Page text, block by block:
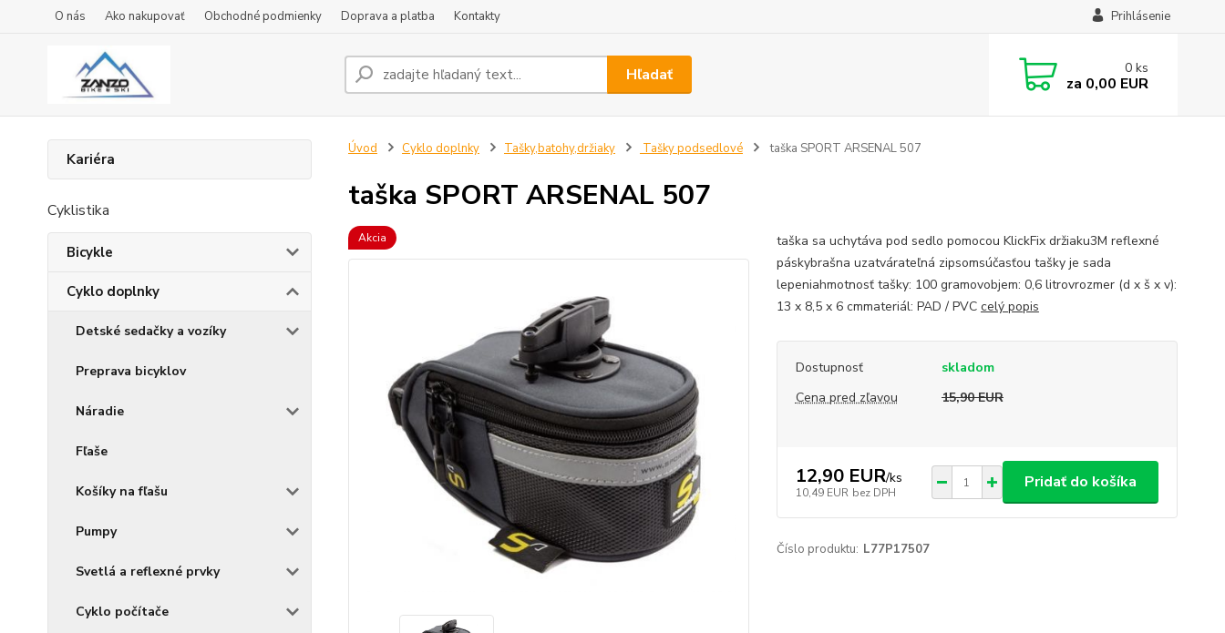
O nás Ako nakupovať Obchodné podmienky Doprava a platba Kontakty Prihlásenie
Hľadať 0 ks
za 0,00 EUR
Kariéra
Cyklistika
Bicykle
Cyklo doplnky
Detské sedačky a vozíky
Preprava bicyklov
Náradie
Fľaše
Košíky na fľašu
Pumpy
Svetlá a reflexné prvky
Cyklo počítače
Úvod Cyklo doplnky Tašky,batohy,držiaky Tašky podsedlové taška SPORT ARSENAL 507
taška SPORT ARSENAL 507
Akcia
taška sa uchytáva pod sedlo pomocou KlickFix držiaku3M reflexné
páskybrašna uzatvárateľná zipsomsúčasťou tašky je sada
lepeniahmotnosť tašky: 100 gramovobjem: 0,6 litrovrozmer (d x š x v):
13 x 8,5 x 6 cmmateriál: PAD / PVC celý popis
Dostupnosť
skladom
Cena pred zľavou
15,90 EUR
12,90 EUR/ks
10,49 EUR bez DPH
Pridať do košíka
Číslo produktu: L77P17507